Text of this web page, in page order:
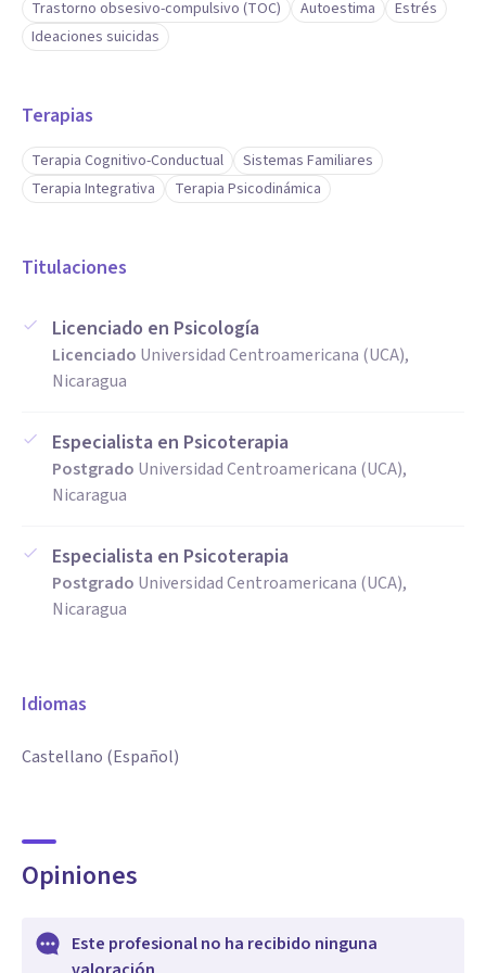
Trastorno obsesivo-compulsivo (TOC) Autoestima
Estrés
Ideaciones suicidas
Terapias
Terapia Cognitivo-Conductual
Sistemas Familiares
Terapia Integrativa
Terapia Psicodinámica
Titulaciones
Licenciado en Psicología
Licenciado Universidad Centroamericana (UCA),
Nicaragua
Especialista en Psicoterapia
Postgrado Universidad Centroamericana (UCA),
Nicaragua
Especialista en Psicoterapia
Postgrado Universidad Centroamericana (UCA),
Nicaragua
Idiomas
Castellano (Español)
Opiniones
Este profesional no ha recibido ninguna